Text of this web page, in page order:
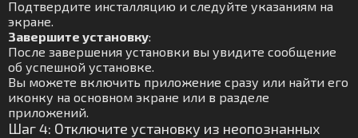
Подтвердите инсталляцию и следуйте указаниям на
экране.
Завершите установку:
После завершения установки вы увидите сообщение
об успешной установке.
Вы можете включить приложение сразу или найти его
иконку на основном экране или в разделе
приложений.
Шаг 4: Отключите установку из неопознанных